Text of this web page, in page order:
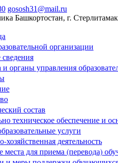
gososh31@mail.ru
Башкортостан, г.
организации
и органы управления
состав
техническое обеспечение и
услуги
деятельность
места для приема (перевода)